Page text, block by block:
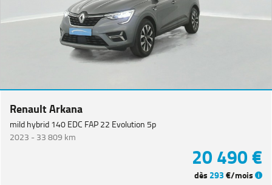
Renault Arkana
mild hybrid 140 EDC FAP 22 Evolution 5p
2023 -33 809 km
20 490 €
dès 293€/mois